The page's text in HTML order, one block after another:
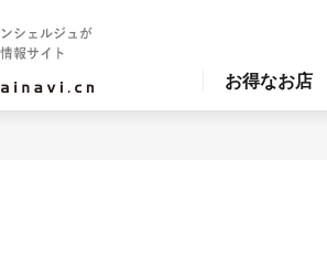
お得なお店